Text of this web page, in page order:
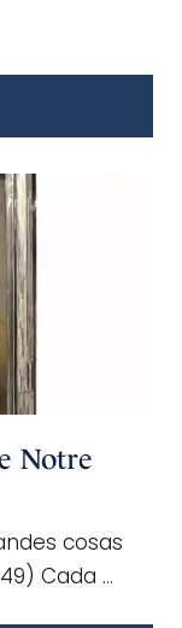
Notre
cosas
Cada …